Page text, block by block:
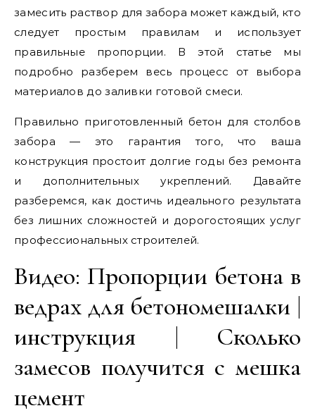
замесить раствор для забора может каждый, кто
следует простым правилам и использует
правильные пропорции. В этой статье мы
подробно разберем весь процесс от выбора
материалов до заливки готовой смеси.
Правильно приготовленный бетон для столбов
забора — это гарантия того, что ваша
конструкция простоит долгие годы без ремонта
и дополнительных укреплений. Давайте
разберемся, как достичь идеального результата
без лишних сложностей и дорогостоящих услуг
профессиональных строителей.
Видео: Пропорции бетона в
ведрах для бетономешалки |
инструкция | Сколько
замесов получится с мешка
цемент